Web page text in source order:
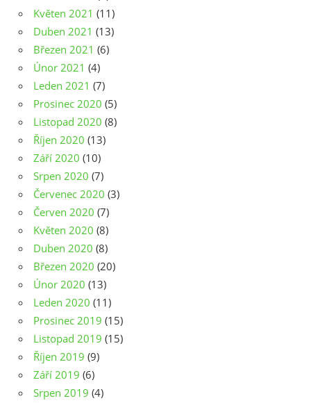
Květen 2021 (11)
Duben 2021 (13)
Březen 2021 (6)
Únor 2021 (4)
Leden 2021 (7)
Prosinec 2020 (5)
Listopad 2020 (8)
Říjen 2020 (13)
Září 2020 (10)
Srpen 2020 (7)
Červenec 2020 (3)
Červen 2020 (7)
Květen 2020 (8)
Duben 2020 (8)
Březen 2020 (20)
Únor 2020 (13)
Leden 2020 (11)
Prosinec 2019 (15)
Listopad 2019 (15)
Říjen 2019 (9)
Září 2019 (6)
Srpen 2019 (4)